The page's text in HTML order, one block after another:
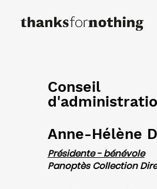
Conseil
Anne-Hélène
Présidente - bénévole
Panoptès Collection